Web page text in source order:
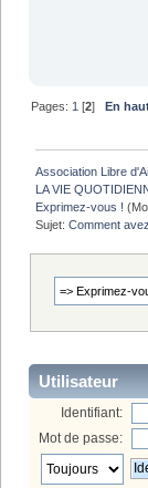
Pages: 1 [2]En
Association Libre
LA VIE
Exprimez-vous !
Sujet:Comment
Utilisateur
Identifiant:
Mot de passe: